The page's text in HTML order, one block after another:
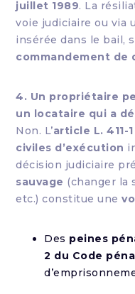
juillet 1989. La
voie judiciaire ou via
insérée dans le bail,
commandement de
4. Un propriétaire
un locataire qui a
Non. L’article L. 411-
civiles d’exécution
décision judiciaire
sauvage (changer la
etc.) constitue une
Des peines
2 du Code